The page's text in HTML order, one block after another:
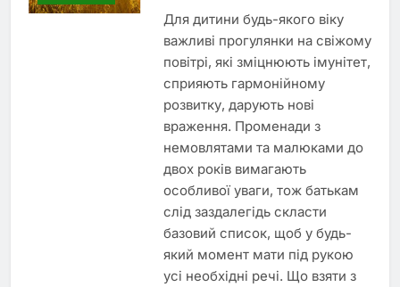
Для дитини будь-якого віку
важливі прогулянки на свіжому
повітрі, які зміцнюють імунітет,
сприяють гармонійному
розвитку, дарують нові
враження. Променади з
немовлятами та малюками до
двох років вимагають
особливої уваги, тож батькам
слід заздалегідь скласти
базовий список, щоб у будь-
який момент мати під рукою
усі необхідні речі. Що взяти з